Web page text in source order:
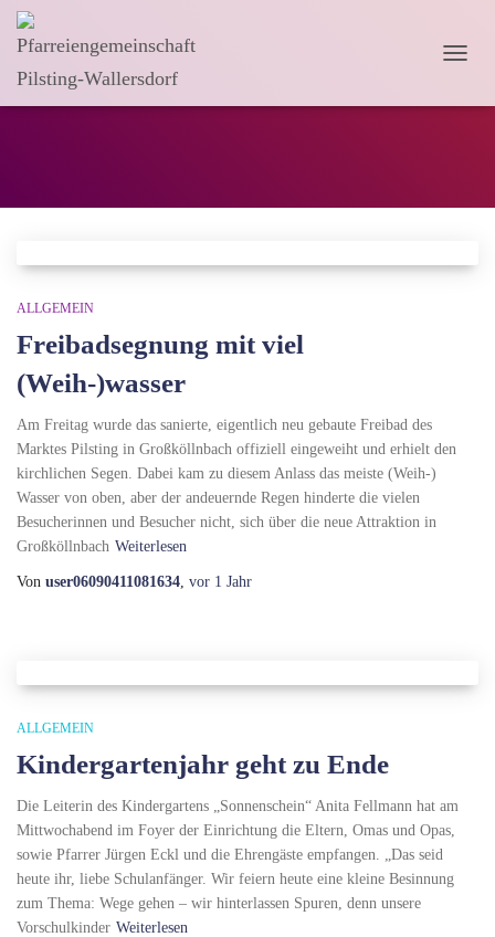
ALLGEMEIN
Freibadsegnung mit viel
(Weih-)wasser
Am Freitag wurde das sanierte, eigentlich neu gebaute Freibad des
Marktes Pilsting in Großköllnbach offiziell eingeweiht und erhielt den
kirchlichen Segen. Dabei kam zu diesem Anlass das meiste (Weih-)
Wasser von oben, aber der andeuernde Regen hinderte die vielen
Besucherinnen und Besucher nicht, sich über die neue Attraktion in
Großköllnbach Weiterlesen
Von user06090411081634, vor 1 Jahr
ALLGEMEIN
Kindergartenjahr geht zu Ende
Die Leiterin des Kindergartens „Sonnenschein“ Anita Fellmann hat am
Mittwochabend im Foyer der Einrichtung die Eltern, Omas und Opas,
sowie Pfarrer Jürgen Eckl und die Ehrengäste empfangen. „Das seid
heute ihr, liebe Schulanfänger. Wir feiern heute eine kleine Besinnung
zum Thema: Wege gehen – wir hinterlassen Spuren, denn unsere
Vorschulkinder Weiterlesen